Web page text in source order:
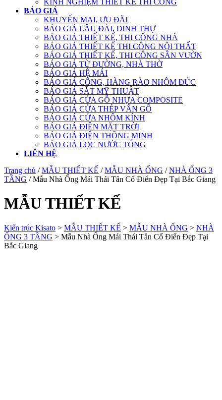
KINH NGHIỆM THIẾT KẾ THI CÔNG
BÁO GIÁ
KHUYẾN MẠI, ƯU ĐÃI
BÁO GIÁ LÂU ĐÀI, DINH THỰ
BÁO GIÁ THIẾT KẾ, THI CÔNG NHÀ
BÁO GIÁ THIẾT KẾ THI CÔNG NỘI THẤT
BÁO GIÁ THIẾT KẾ, THI CÔNG SÂN VƯỜN
BÁO GIÁ TỪ ĐƯỜNG, NHÀ THỜ
BÁO GIÁ HỆ MÁI
BÁO GIÁ CỔNG, HÀNG RÀO NHÔM ĐÚC
BÁO GIÁ SẮT MỸ THUẬT
BÁO GIÁ CỬA GỖ NHỰA COMPOSITE
BÁO GIÁ CỬA THÉP VÂN GỖ
BÁO GIÁ CỬA NHÔM KÍNH
BÁO GIÁ ĐIỆN MẶT TRỜI
BÁO GIÁ ĐIỆN THÔNG MINH
BÁO GIÁ LỌC NƯỚC TỔNG
LIÊN HỆ
Trang chủ /MẪU THIẾT KẾ /MẪU NHÀ ỐNG /NHÀ ỐNG 3
TẦNG / Mẫu Nhà Ống Mái Thái Tân Cổ Điển Đẹp Tại Bắc Giang
MẪU THIẾT KẾ
Kiến trúc Kisato > MẪU THIẾT KẾ > MẪU NHÀ ỐNG > NHÀ
ỐNG 3 TẦNG > Mẫu Nhà Ống Mái Thái Tân Cổ Điển Đẹp Tại
Bắc Giang